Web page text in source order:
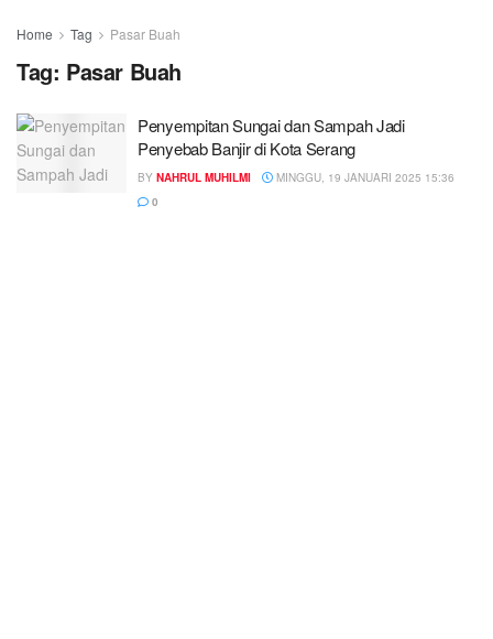
Home Tag Pasar Buah
Tag: Pasar Buah
Penyempitan Sungai dan Sampah Jadi
Penyebab Banjir di Kota Serang
BY NAHRUL MUHILMI
MINGGU, 19 JANUARI 2025 15:36
0